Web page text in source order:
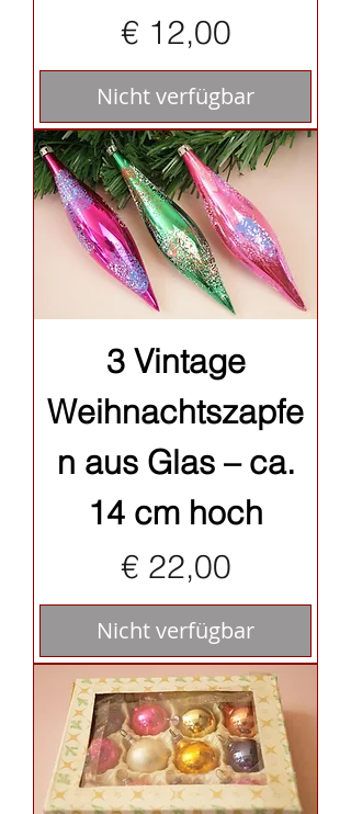
Preis
€ 12,00
Nicht verfügbar
3 Vintage
Weihnachtszapfe
n aus Glas – ca.
14 cm hoch
Preis
€ 22,00
Nicht verfügbar